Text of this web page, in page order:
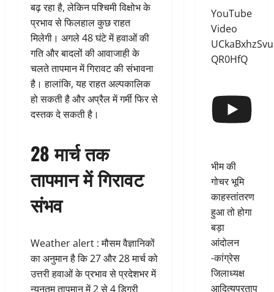
बढ़ रहा है, लेकिन पश्चिमी विक्षोभ के
प्रभाव से फिलहाल कुछ राहत
मिलेगी। अगले 48 घंटे में हवाओं की
गति और बादलों की आवाजाही के
चलते तापमान में गिरावट की संभावना
है। हालांकि, यह राहत अल्पकालिक
हो सकती है और अप्रैल में गर्मी फिर से
दस्तक दे सकती है।
28 मार्च तक
तापमान में गिरावट
संभव
Weather alert : मौसम वैज्ञानिकों
का अनुमान है कि 27 और 28 मार्च को
उत्तरी हवाओं के प्रभाव से प्रदेशभर में
न्यूनतम तापमान में 2 से 4 डिग्री
YouTube
Video
QR0HfQ
भीम की
गोचर भूमि
काहस्तांतरण
हुआ तो होगा
बड़ा
आंदोलन
-कांग्रेस
जिलाध्यक्ष
आदित्यप्रताप